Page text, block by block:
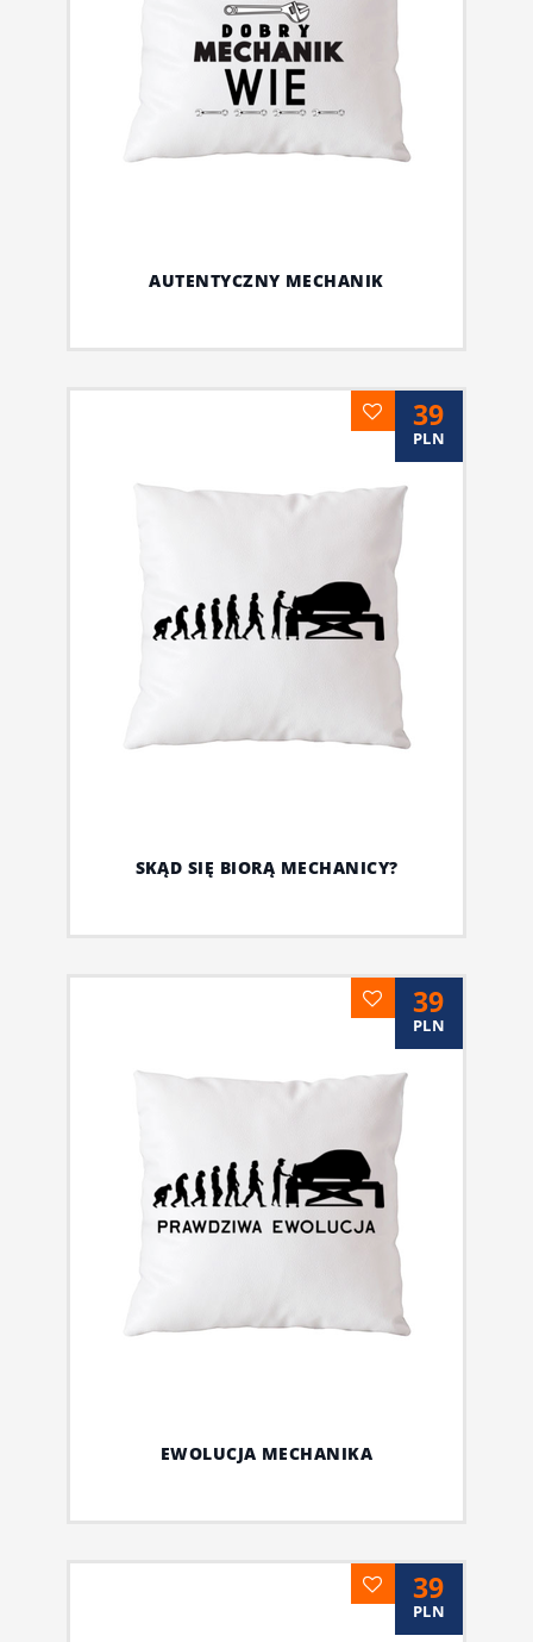
AUTENTYCZNY MECHANIK
39
PLN
SKĄD SIĘ BIORĄ MECHANICY?
39
PLN
EWOLUCJA MECHANIKA
39
PLN